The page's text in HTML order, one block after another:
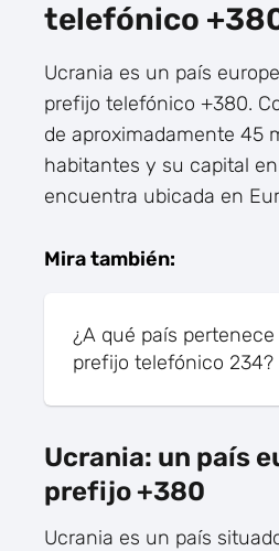
telefónico
Ucrania es un país
prefijo telefónico +380.
de aproximadamente 45
habitantes y su capital
encuentra ubicada en
Mira también:
¿A qué país pertenece
prefijo telefónico 234?
Ucrania: un país
prefijo +380
Ucrania es un país